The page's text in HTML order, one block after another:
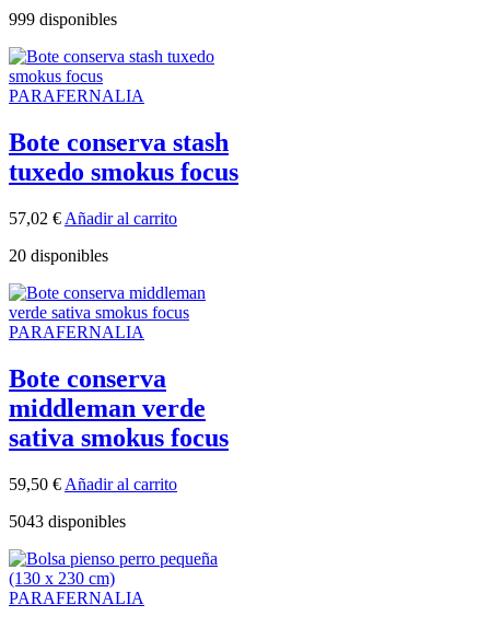
999 disponibles
PARAFERNALIA
Bote conserva stash
tuxedo smokus focus
57,02 € Añadir al carrito
20 disponibles
PARAFERNALIA
Bote conserva
middleman verde
sativa smokus focus
59,50 € Añadir al carrito
5043 disponibles
PARAFERNALIA